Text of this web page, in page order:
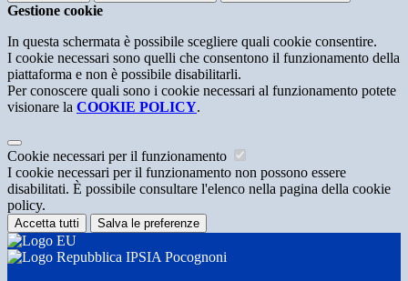
Gestione cookie
In questa schermata è possibile scegliere quali cookie consentire.
I cookie necessari sono quelli che consentono il funzionamento della
piattaforma e non è possibile disabilitarli.
Per conoscere quali sono i cookie necessari al funzionamento potete
visionare la COOKIE POLICY.
Cookie necessari per il funzionamento
I cookie necessari per il funzionamento non possono essere
disabilitati. È possibile consultare l'elenco nella pagina della cookie
policy.
Accetta tutti Salva le preferenze
IPSIA Pocognoni